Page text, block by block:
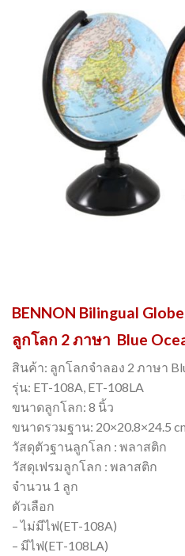
BENNON Bilingual Globe
ลูกโลก 2 ภาษา Blue
สินค้า: ลูกโลกจำลอง 2 ภาษา
รุ่น: ET-108A, ET-108LA
ขนาดลูกโลก: 8 นิ้ว
ขนาดรวมฐาน: 20×20.8×24.5
วัสดุตัวฐานลูกโลก : พลาสติก
วัสดุเฟรมลูกโลก : พลาสติก
จำนวน 1 ลูก
ตัวเลือก
– ไม่มีไฟ(ET-108A)
– มีไฟ(ET-108LA)